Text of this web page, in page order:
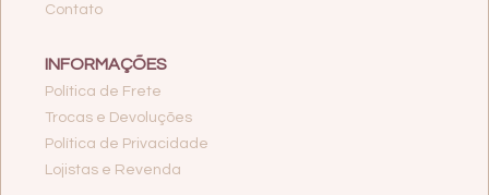
Contato
INFORMAÇÕES
Política de Frete
Trocas e Devoluções
Política de Privacidade
Lojistas e Revenda